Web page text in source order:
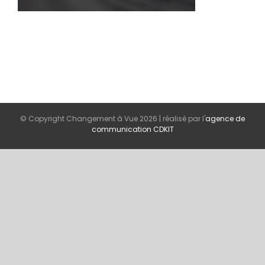
© Copyright Changement à Vue 2026 | réalisé par l'agence de
communication CDKIT